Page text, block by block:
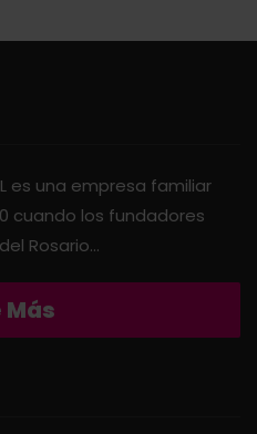
es una empresa familiar
cuando los fundadores
Rosario...
Más